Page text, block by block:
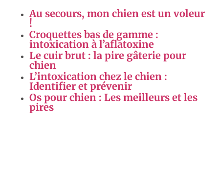
Au secours, mon chien est un voleur
!
Croquettes bas de gamme :
intoxication à l’aflatoxine
Le cuir brut : la pire gâterie pour
chien
L’intoxication chez le chien :
Identifier et prévenir
Os pour chien : Les meilleurs et les
pires